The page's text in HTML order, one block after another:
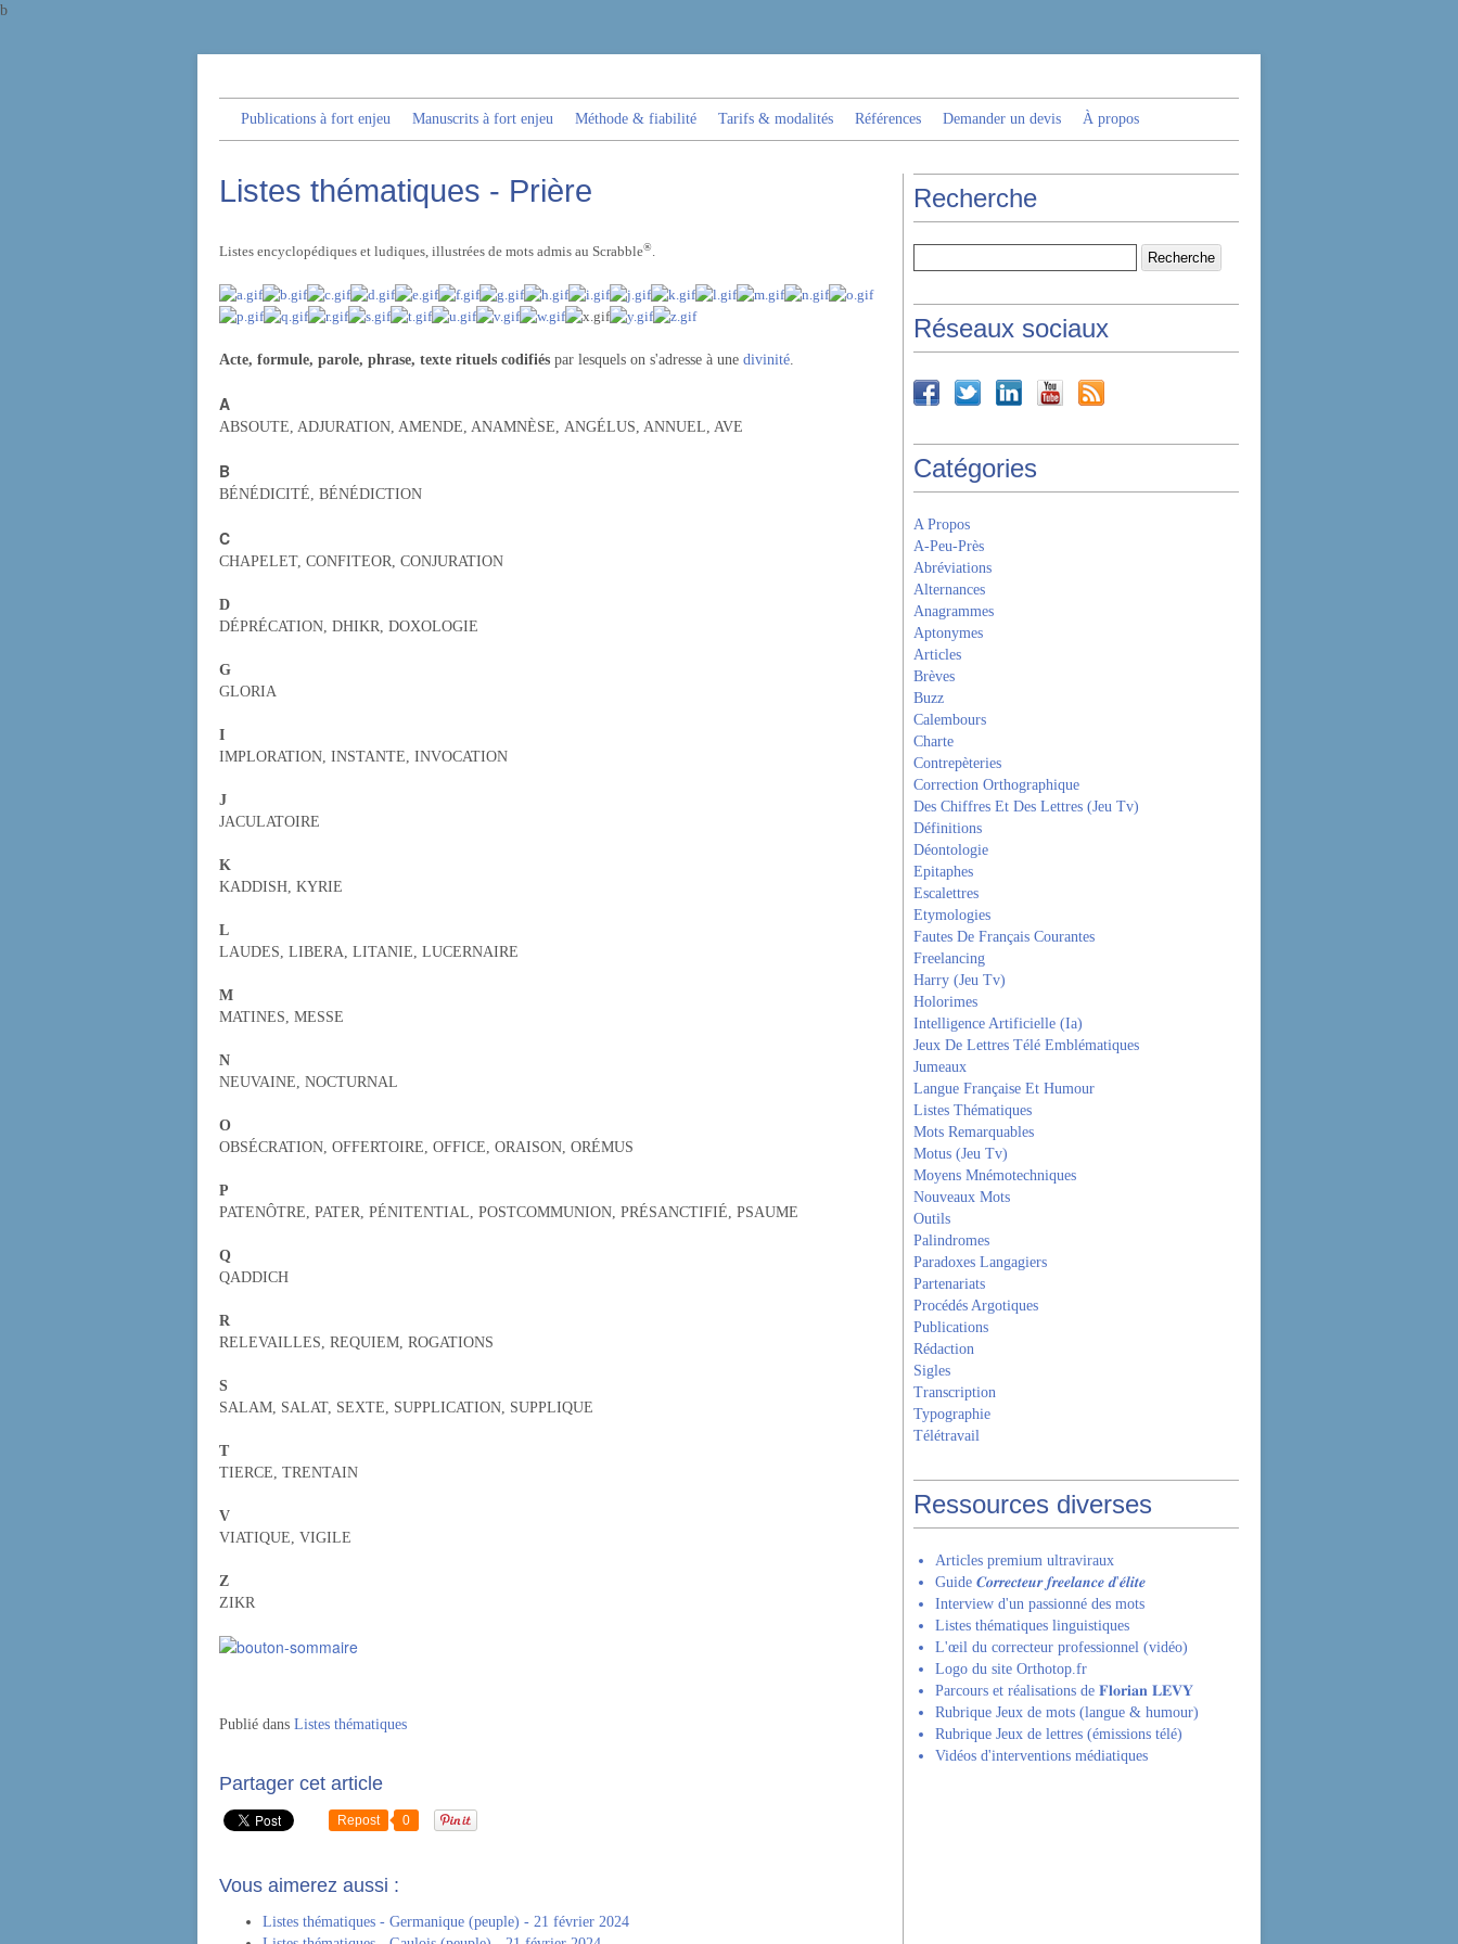
b
Publications à fort enjeu Manuscrits à fort enjeu Méthode & fiabilité Tarifs & modalités Références Demander un devis À propos
Listes thématiques - Prière
Listes encyclopédiques et ludiques, illustrées de mots admis au Scrabble®.
Acte, formule, parole, phrase, texte rituels codifiés par lesquels on s'adresse à une divinité.
A
ABSOUTE, ADJURATION, AMENDE, ANAMNÈSE, ANGÉLUS, ANNUEL, AVE
B
BÉNÉDICITÉ, BÉNÉDICTION
C
CHAPELET, CONFITEOR, CONJURATION
D
DÉPRÉCATION, DHIKR, DOXOLOGIE
G
GLORIA
I
IMPLORATION, INSTANTE, INVOCATION
J
JACULATOIRE
K
KADDISH, KYRIE
L
LAUDES, LIBERA, LITANIE, LUCERNAIRE
M
MATINES, MESSE
N
NEUVAINE, NOCTURNAL
O
OBSÉCRATION, OFFERTOIRE, OFFICE, ORAISON, ORÉMUS
P
PATENÔTRE, PATER, PÉNITENTIAL, POSTCOMMUNION, PRÉSANCTIFIÉ, PSAUME
Q
QADDICH
R
RELEVAILLES, REQUIEM, ROGATIONS
S
SALAM, SALAT, SEXTE, SUPPLICATION, SUPPLIQUE
T
TIERCE, TRENTAIN
V
VIATIQUE, VIGILE
Z
ZIKR
Publié dans Listes thématiques
Partager cet article
Repost 0
Vous aimerez aussi :
Listes thématiques - Germanique (peuple) - 21 février 2024
Recherche
Réseaux sociaux
Catégories
A Propos
A-Peu-Près
Abréviations
Alternances
Anagrammes
Aptonymes
Articles
Brèves
Buzz
Calembours
Charte
Contrepèteries
Correction Orthographique
Des Chiffres Et Des Lettres (Jeu Tv)
Définitions
Déontologie
Epitaphes
Escalettres
Etymologies
Fautes De Français Courantes
Freelancing
Harry (Jeu Tv)
Holorimes
Intelligence Artificielle (Ia)
Jeux De Lettres Télé Emblématiques
Jumeaux
Langue Française Et Humour
Listes Thématiques
Mots Remarquables
Motus (Jeu Tv)
Moyens Mnémotechniques
Nouveaux Mots
Outils
Palindromes
Paradoxes Langagiers
Partenariats
Procédés Argotiques
Publications
Rédaction
Sigles
Transcription
Typographie
Télétravail
Ressources diverses
Articles premium ultraviraux
Guide 𝑪𝒐𝒓𝒓𝒆𝒄𝒕𝒆𝒖𝒓 𝒇𝒓𝒆𝒆𝒍𝒂𝒏𝒄𝒆 𝒅'𝒆́𝒍𝒊𝒕𝒆
Interview d'un passionné des mots
Listes thématiques linguistiques
L'œil du correcteur professionnel (vidéo)
Logo du site Orthotop.fr
Parcours et réalisations de 𝐅𝐥𝐨𝐫𝐢𝐚𝐧 𝐋𝐄𝐕𝐘
Rubrique Jeux de mots (langue & humour)
Rubrique Jeux de lettres (émissions télé)
Vidéos d'interventions médiatiques